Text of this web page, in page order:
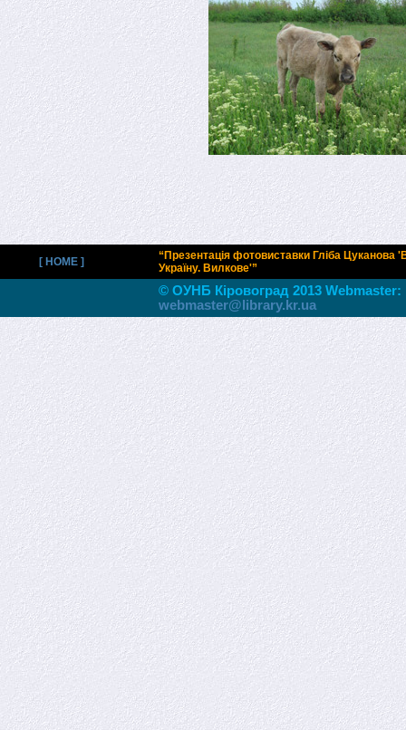
[ HOME ]
“Презентація фотовиставки Гліба Цуканова
Україну. Вилкове'”
© ОУНБ Кiровоград 2013 Webmaster:
webmaster@library.kr.ua